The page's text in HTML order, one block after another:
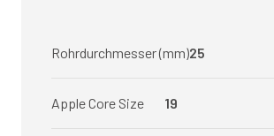
Rohrdurchmesser (mm)25
Apple Core Size 19